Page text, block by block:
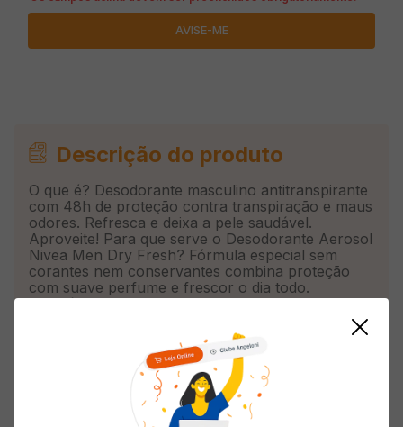
Descrição do produto
O que é? Desodorante masculino antitranspirante
com 48h de proteção contra transpiração e maus
odores. Refresca e deixa a pele saudável.
Aproveite! Para que serve o Desodorante Aerosol
Nivea Men Dry Fresh? Fórmula especial sem
corantes nem conservantes combina proteção
com suave perfume e frescor o dia todo.
Benefícios e diferenciais - 48h de proteção - Pele
agradavelmente seca e saudável - 2x mais ativos
antitranspirantes e minerais Como usar o
Desodorante Aerosol Nivea Men Dry Fresh? Agite
bem antes de usar. Ao aplicar o produto,
mantenha o frasco a aprox. 15 cm da axila.
Espere secar antes de se vestir. Uma unidade de
embalagem contém 150ml